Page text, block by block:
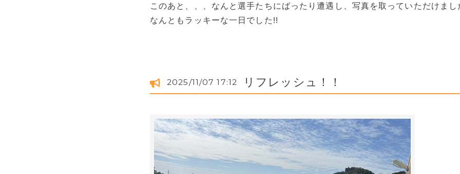
このあと、、、なんと選手たちにばったり遭遇し、写真を取っていただけまし
なんともラッキーな一日でした!!
2025/11/07 17:12 リフレッシュ！！